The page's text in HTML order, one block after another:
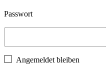
Passwort
Angemeldet bleiben